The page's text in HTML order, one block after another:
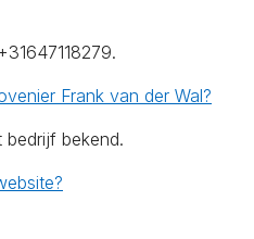
Frank van der Wal?
bedrijf bekend.